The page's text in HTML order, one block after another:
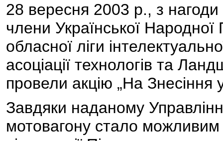
28 вересня 2003 р., з
члени Української Народної
обласної ліги
асоціації технологів та
провели акцію „На Знесіння
Завдяки наданому
мотовагону стало можливим